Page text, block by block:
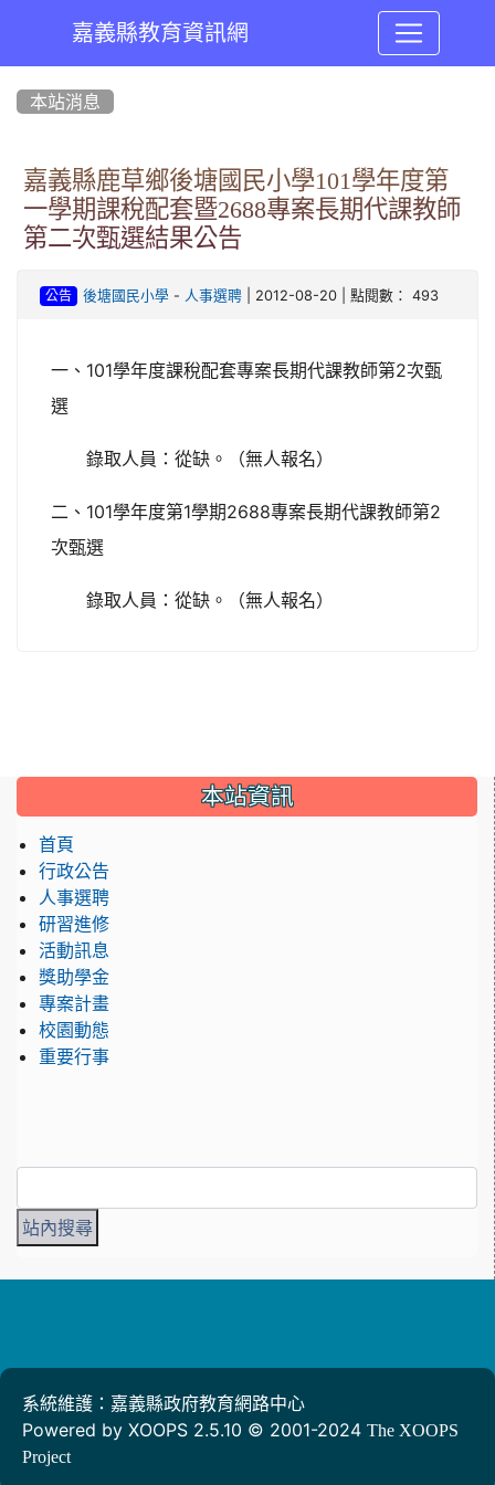
嘉義縣教育資訊網
本站消息
嘉義縣鹿草鄉後塘國民小學101學年度第
一學期課稅配套暨2688專案長期代課教師
第二次甄選結果公告
公告 後塘國民小學- 人事選聘| 2012-08-20 | 點閱數： 493
一、101學年度課稅配套專案長期代課教師第2次甄
選
錄取人員：從缺。（無人報名）
二、101學年度第1學期2688專案長期代課教師第2
次甄選
錄取人員：從缺。（無人報名）
::: 本站資訊
首頁
行政公告
人事選聘
研習進修
活動訊息
獎助學金
專案計畫
校園動態
重要行事
系統維護：嘉義縣政府教育網路中心
Powered by XOOPS 2.5.10 © 2001-2024 The XOOPS
Project